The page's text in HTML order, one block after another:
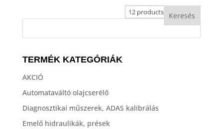
TERMÉK KATEGÓRIÁK
AKCIÓ
Automataváltó olajcserélő
Diagnosztikai műszerek, ADAS kalibrálás
Emelő hidraulikák, prések